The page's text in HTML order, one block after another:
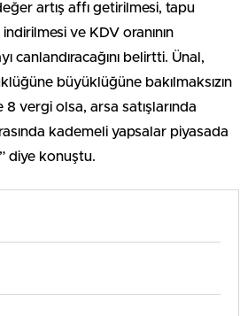
artış affı getirilmesi, tapu
indirilmesi ve KDV oranının
canlandıracağını belirtti. Ünal,
büyüklüğüne bakılmaksızın
vergi olsa, arsa satışlarında
kademeli yapsalar piyasada
diye konuştu.